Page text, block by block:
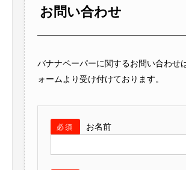
お問い合わせ
バナナペーパーに関するお問い合わせ
ォームより受け付けております。
必須 お名前